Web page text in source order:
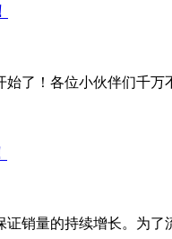
了！各位小伙伴们千万
销量的持续增长。为